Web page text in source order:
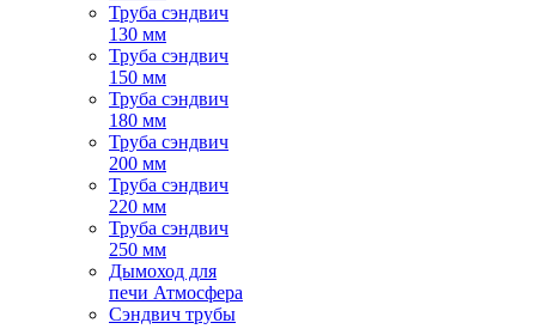
Труба сэндвич
130 мм
Труба сэндвич
150 мм
Труба сэндвич
180 мм
Труба сэндвич
200 мм
Труба сэндвич
220 мм
Труба сэндвич
250 мм
Дымоход для
печи Атмосфера
Сэндвич трубы